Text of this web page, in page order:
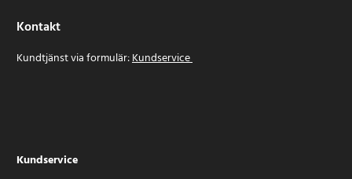
Kontakt
Kundtjänst via formulär:Kundservice
Kundservice